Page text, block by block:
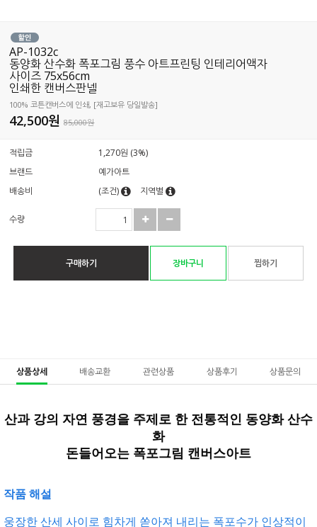
AP-1032c
동양화 산수화 폭포그림 풍수 아트프린팅 인테리어액자
사이즈 75x56cm
인쇄한 캔버스판넬
100% 코튼캔버스에 인쇄, [재고보유 당일발송]
42,500원85,000원
적립금
1,270원 (3%)
브랜드
예가아트
배송비
(조건) 지역별
수량
구매하기 장바구니 찜하기
상품상세 배송교환 관련상품 상품후기 상품문의
산과 강의 자연 풍경을 주제로 한 전통적인 동양화 산수
화
돈들어오는 폭포그림 캔버스아트
작품 해설
웅장한 산세 사이로 힘차게 쏟아져 내리는 폭포수가 인상적이